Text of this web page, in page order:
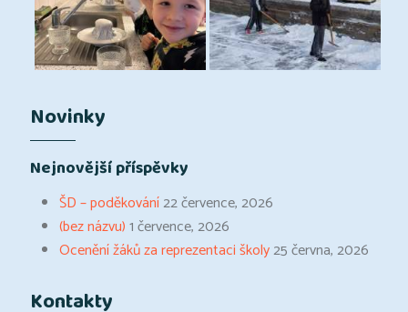
Novinky
Nejnovější příspěvky
ŠD – poděkování22 července, 2026
(bez názvu)1 července, 2026
Ocenění žáků za reprezentaci školy25 června, 2026
Kontakty